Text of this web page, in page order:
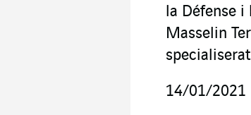
la Défense i
Masselin
14/01/2021